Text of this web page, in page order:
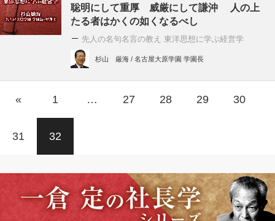
聡明にして重厚 威厳にして謙沖 人の上
たる者はかくの如くなるべし
先人の名句名言の教え 東洋思想に学ぶ経営学
杉山 厳海 / 名古屋大原学園 学園長
« 1 … 27 28 29 30
31 32